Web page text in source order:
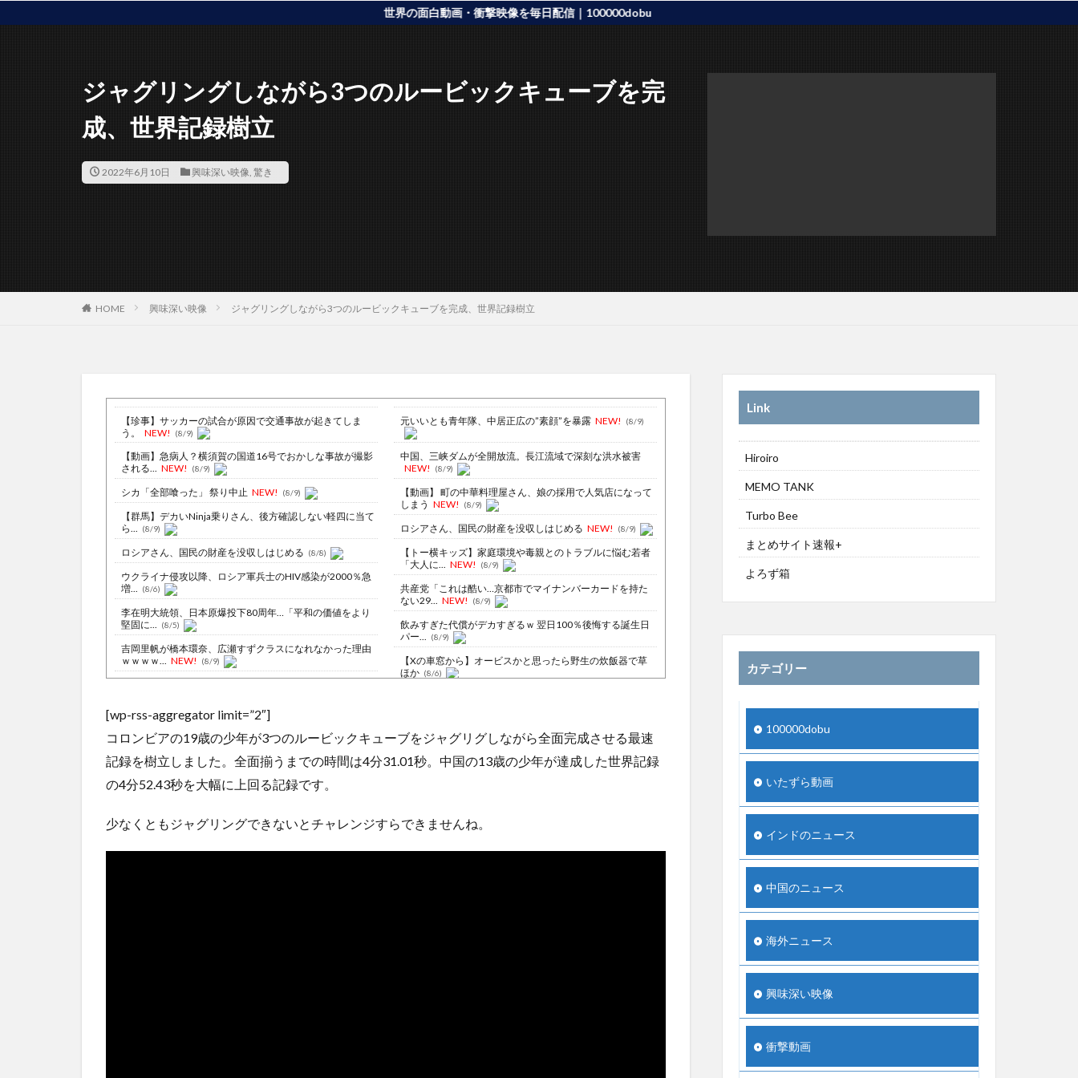
世界の面白動画・衝撃映像を毎日配信｜100000dobu
ジャグリングしながら3つのルービックキューブを完
成、世界記録樹立
2022年6月10日 興味深い映像, 驚き
HOME 興味深い映像 ジャグリングしながら3つのルービックキューブを完成、世界記録樹立
【珍事】サッカーの試合が原因で交通事故が起きてしま
う。
NEW! (8/9)
【動画】急病人？横須賀の国道16号でおかしな事故が撮影
される... NEW! (8/9)
シカ「全部喰った」 祭り中止 NEW! (8/9)
【群馬】デカいNinja乗りさん、後方確認しない軽四に当て
ら... (8/9)
ロシアさん、国民の財産を没収しはじめる (8/8)
ウクライナ侵攻以降、ロシア軍兵士のHIV感染が2000％急
増... (8/6)
李在明大統領、日本原爆投下80周年…「平和の価値をより
堅固に... (8/5)
吉岡里帆が橋本環奈、広瀬すずクラスになれなかった理由
ｗｗｗｗ... NEW! (8/9)
【悲報】タトゥー彫師23年目店長「タトゥー入れにくるや
つ99... NEW! (8/9)
5chの北斗の拳強さランキング、完成度が高いと話題にｗｗ
ｗｗ (5/20)
金正恩「経済制裁、正直キツいです・・・本当は核を使う
お知らせ (3/25)
お知らせ (1/26)
元いいとも青年隊、中居正広の”素顔”を暴露 NEW! (8/9)
中国、三峡ダムが全開放流。長江流域で深刻な洪水被害
NEW!
(8/9)
【動画】 町の中華料理屋さん、娘の採用で人気店になって
しまう NEW! (8/9)
ロシアさん、国民の財産を没収しはじめる NEW! (8/9)
【トー横キッズ】家庭環境や毒親とのトラブルに悩む若者
「大人に... NEW! (8/9)
共産党「これは酷い…京都市でマイナンバーカードを持た
ない29... NEW! (8/9)
飲みすぎた代償がデカすぎるｗ 翌日100％後悔する誕生日
パー... (8/9)
【Xの車窓から】オービスかと思ったら野生の炊飯器で草
ほか (8/6)
ハードオフに売っていた4万4000円のフィギュアがヤバす
ぎる... (5/20)
海外「この少年にとって忘れられない経験になったな」危
る → ...
(5/20)
打数... (5/20)
[wp-rss-aggregator limit=”2″]
コロンビアの19歳の少年が3つのルービックキューブをジャグリグしながら全面完成させる最速
記録を樹立しました。全面揃うまでの時間は4分31.01秒。中国の13歳の少年が達成した世界記録
の4分52.43秒を大幅に上回る記録です。
少なくともジャグリングできないとチャレンジすらできませんね。
Link
Hiroiro
MEMO TANK
Turbo Bee
まとめサイト速報+
よろず箱
カテゴリー
100000dobu
いたずら動画
インドのニュース
中国のニュース
海外ニュース
興味深い映像
衝撃動画